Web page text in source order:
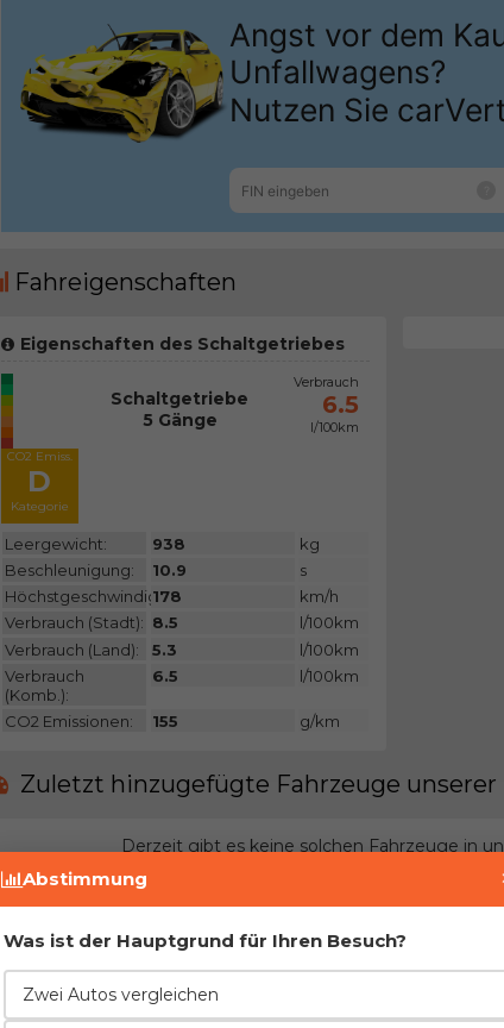
Fahreigenschaften
Eigenschaften des Schaltgetriebes
CO2 Emiss.
D
Kategorie
Schaltgetriebe
5 Gänge
Verbrauch
6.5
l/100km
Leergewicht: 938
kg
Beschleunigung:
10.9
s
Höchstgeschwindigkeit:
178
km/h
Verbrauch (Stadt): 8.5
l/100km
Verbrauch (Land):
5.3
l/100km
Verbrauch
(Komb.):
6.5 l/100km
CO2 Emissionen: 155 g/km
Zuletzt hinzugefügte Fahrzeuge unserer
Derzeit gibt es keine solchen Fahrzeuge in
Treten Sie der Gemeinschaft bei und fügen
Vor- und Nachteile im Vergleich zur
Abstimmung
Was ist der Hauptgrund für Ihren Besuch?
Zwei Autos vergleichen